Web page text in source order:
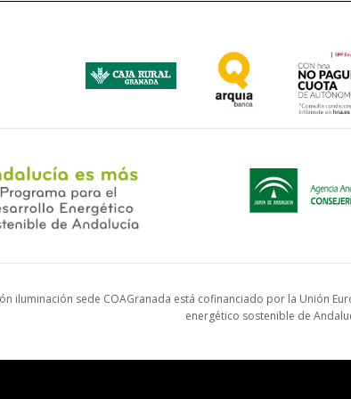
iluminación sede COAGranada está cofinanciado por la Unión
energético sostenible de